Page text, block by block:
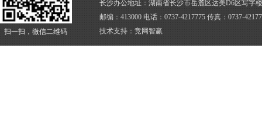
长沙办公地址：湖南省长沙市岳麓区达美D6区写字
邮编：413000 电话：0737-4217775 传真：0737-
技术支持： 竞网智赢
扫一扫，微信二维码